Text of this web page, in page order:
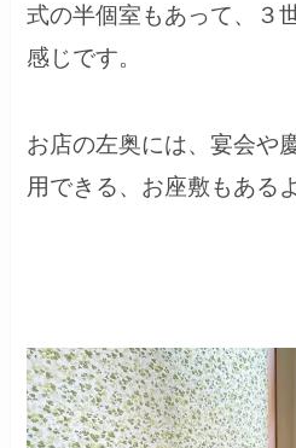
式の半個室もあって、３
感じです。
お店の左奥には、宴会や
用できる、お座敷もある